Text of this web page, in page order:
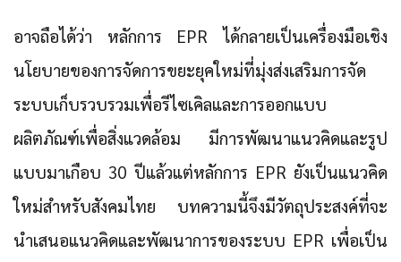
อาจถือได้ว่า หลักการ EPR ได้กลายเป็นเครื่องมือเชิง
นโยบายของการจัดการขยะยุคใหม่ที่มุ่งส่งเสริมการจัด
ระบบเก็บรวบรวมเพื่อรีไซเคิลและการออกแบบ
ผลิตภัณฑ์เพื่อสิ่งแวดล้อม มีการพัฒนาแนวคิดและรูป
แบบมาเกือบ 30 ปีแล้วแต่หลักการ EPR ยังเป็นแนวคิด
ใหม่สำหรับสังคมไทย บทความนี้จึงมีวัตถุประสงค์ที่จะ
นำเสนอแนวคิดและพัฒนาการของระบบ EPR เพื่อเป็น